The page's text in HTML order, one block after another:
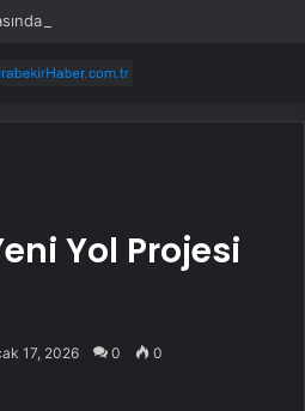
Yangın
Yol Projesi
17, 2026 0 0